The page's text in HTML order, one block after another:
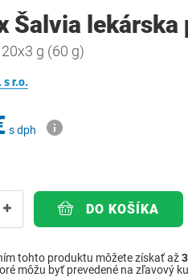
Šalvia
g (60 g)
s r.o.
s dph
DO KOŠÍKA
tohto produktu môžete získať až3
môžu byť prevedené na zľavový